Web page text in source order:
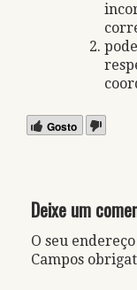
Gosto
Deixe um
O seu
Campos